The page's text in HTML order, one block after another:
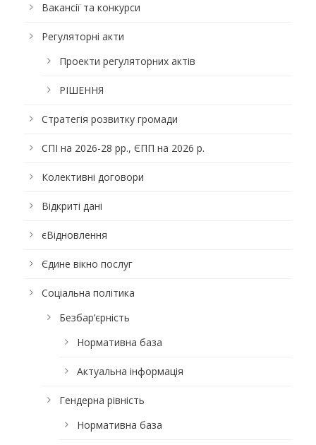
Вакансії та конкурси
Регуляторні акти
Проекти регуляторних актів
РІШЕННЯ
Стратегія розвитку громади
СПІ на 2026-28 рр., ЄПП на 2026 р.
Колективні договори
Відкриті дані
єВідновлення
Єдине вікно послуг
Соціальна політика
Безбар’єрність
Нормативна база
Актуальна інформація
Гендерна рівність
Нормативна база